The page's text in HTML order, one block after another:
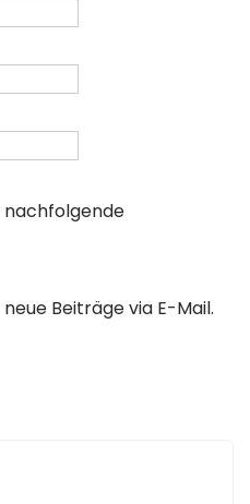
Beiträge via E-Mail.